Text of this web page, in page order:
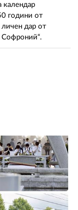
календар
години от
дар от
Софроний“.